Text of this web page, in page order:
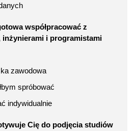
współpracować z
i programistami
zawodowa
spróbować
indywidualnie
Cię do podjęcia studiów